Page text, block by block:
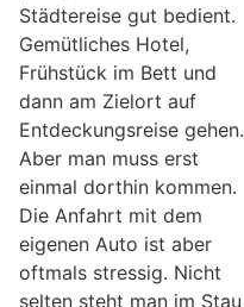
Städtereise gut bedient.
Gemütliches Hotel,
Frühstück im Bett und
dann am Zielort auf
Entdeckungsreise gehen.
Aber man muss erst
einmal dorthin kommen.
Die Anfahrt mit dem
eigenen Auto ist aber
oftmals stressig. Nicht
selten steht man im Stau